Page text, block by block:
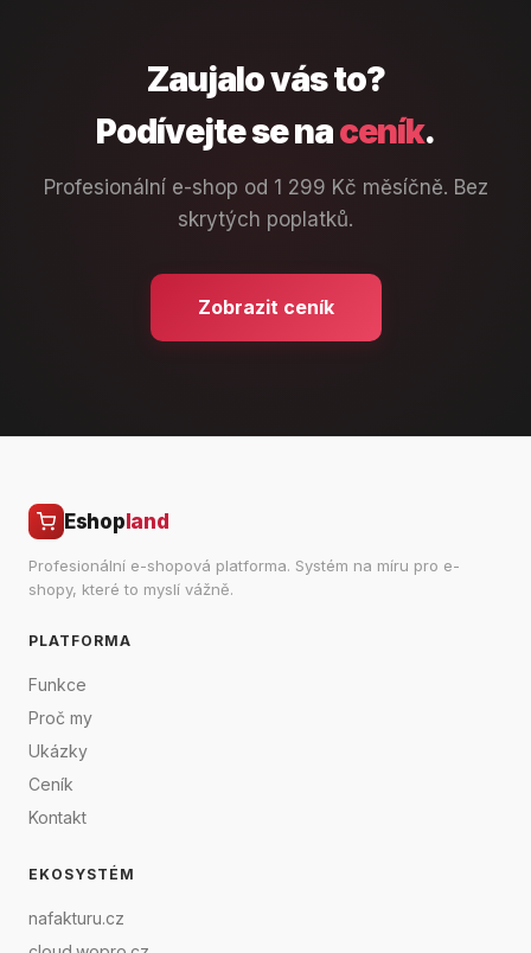
Zaujalo vás to?
Podívejte se naceník.
Profesionální e-shop od 1 299 Kč měsíčně. Bez
skrytých poplatků.
Zobrazit ceník
Eshopland
Profesionální e-shopová platforma. Systém na míru pro e-
shopy, které to myslí vážně.
PLATFORMA
Funkce
Proč my
Ukázky
Ceník
Kontakt
EKOSYSTÉM
nafakturu.cz